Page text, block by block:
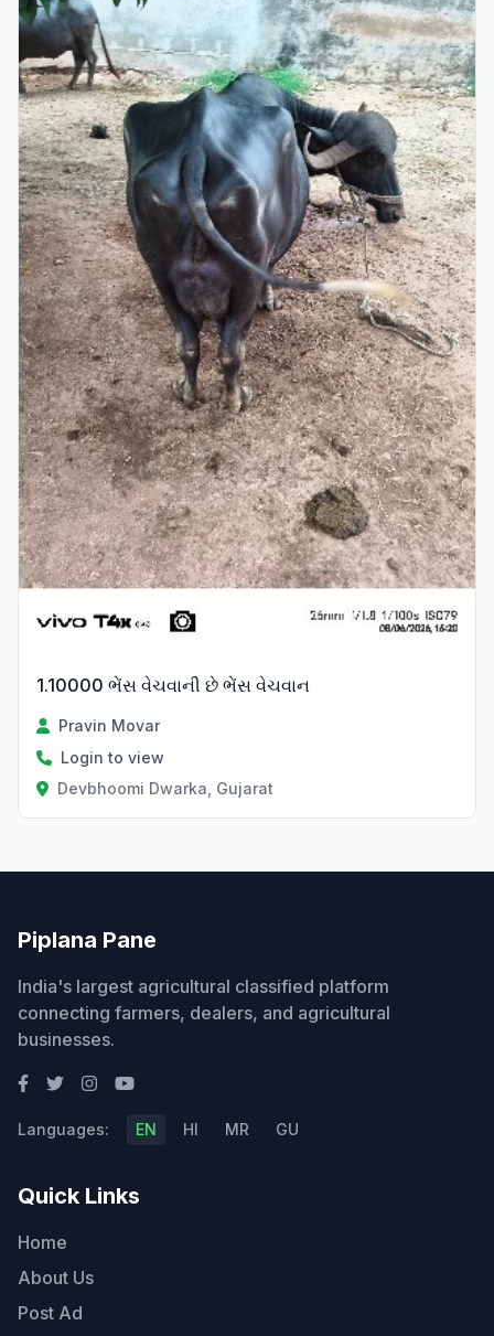
1.10000 ભેંસ વેચવાની છે ભેંસ વેચવાન
Pravin Movar
Login to view
Devbhoomi Dwarka, Gujarat
Piplana Pane
India's largest agricultural classified platform
connecting farmers, dealers, and agricultural
businesses.
Languages: EN HI MR GU
Quick Links
Home
About Us
Post Ad